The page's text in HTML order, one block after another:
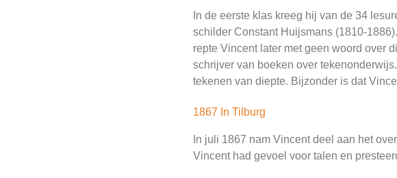
In de eerste klas kreeg hij van de 34
schilder Constant Huijsmans (1810-
repte Vincent later met geen woord over
schrijver van boeken over
tekenen van diepte. Bijzonder is dat
1867 In Tilburg
In juli 1867 nam Vincent deel aan het
Vincent had gevoel voor talen en